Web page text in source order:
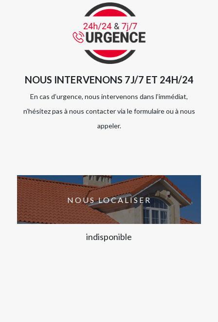
NOUS INTERVENONS 7J/7 ET 24H/24
En cas d’urgence, nous intervenons dans l’immédiat,
n’hésitez pas à nous contacter via le formulaire ou à nous
appeler.
NOUS LOCALISER
indisponible